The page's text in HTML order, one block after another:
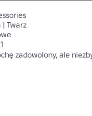
| Twarz
zadowolony, ale